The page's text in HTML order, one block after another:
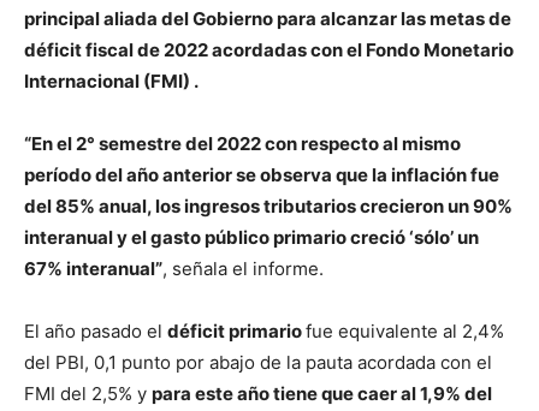
principal aliada del Gobierno para alcanzar las metas de
déficit fiscal de 2022 acordadas con el Fondo Monetario
Internacional (FMI) .
“En el 2° semestre del 2022 con respecto al mismo
período del año anterior se observa que la inflación fue
del 85% anual, los ingresos tributarios crecieron un 90%
interanual y el gasto público primario creció ‘sólo’ un
67% interanual”, señala el informe.
El año pasado el déficit primariofue equivalente al 2,4%
del PBI, 0,1 punto por abajo de la pauta acordada con el
FMI del 2,5% y para este año tiene que caer al 1,9% del